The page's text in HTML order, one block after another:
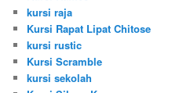
kursi raja
Kursi Rapat Lipat Chitose
kursi rustic
Kursi Scramble
kursi sekolah